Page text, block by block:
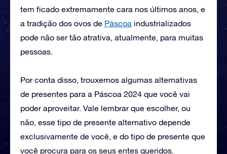
tem ficado extremamente cara nos últimos anos, e
a tradição dos ovos de Páscoa industrializados
pode não ser tão atrativa, atualmente, para muitas
pessoas.
Por conta disso, trouxemos algumas alternativas
de presentes para a Páscoa 2024 que você vai
poder aproveitar. Vale lembrar que escolher, ou
não, esse tipo de presente alternativo depende
exclusivamente de você, e do tipo de presente que
você procura para os seus entes queridos.